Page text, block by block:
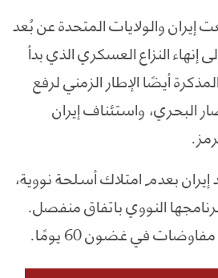
وقّعت إيران والولايات المتحدة عن بُعد
النزاع العسكري الذي بدأ
المذكرة أيضًا الإطار الزمني لرفع
البحري، واستئناف إيران
بعدم امتلاك أسلحة نووية،
النووي باتفاق منفصل.
في غضون 60 يومًا.